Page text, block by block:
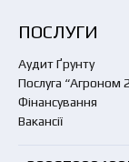
ПОСЛУГИ
Аудит Ґрунту
Послуга “Агроном
Фінансування
Вакансії